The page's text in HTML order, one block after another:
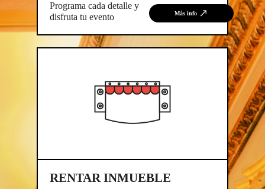
Programa cada detalle y
disfruta tu evento
Más info
RENTAR INMUEBLE